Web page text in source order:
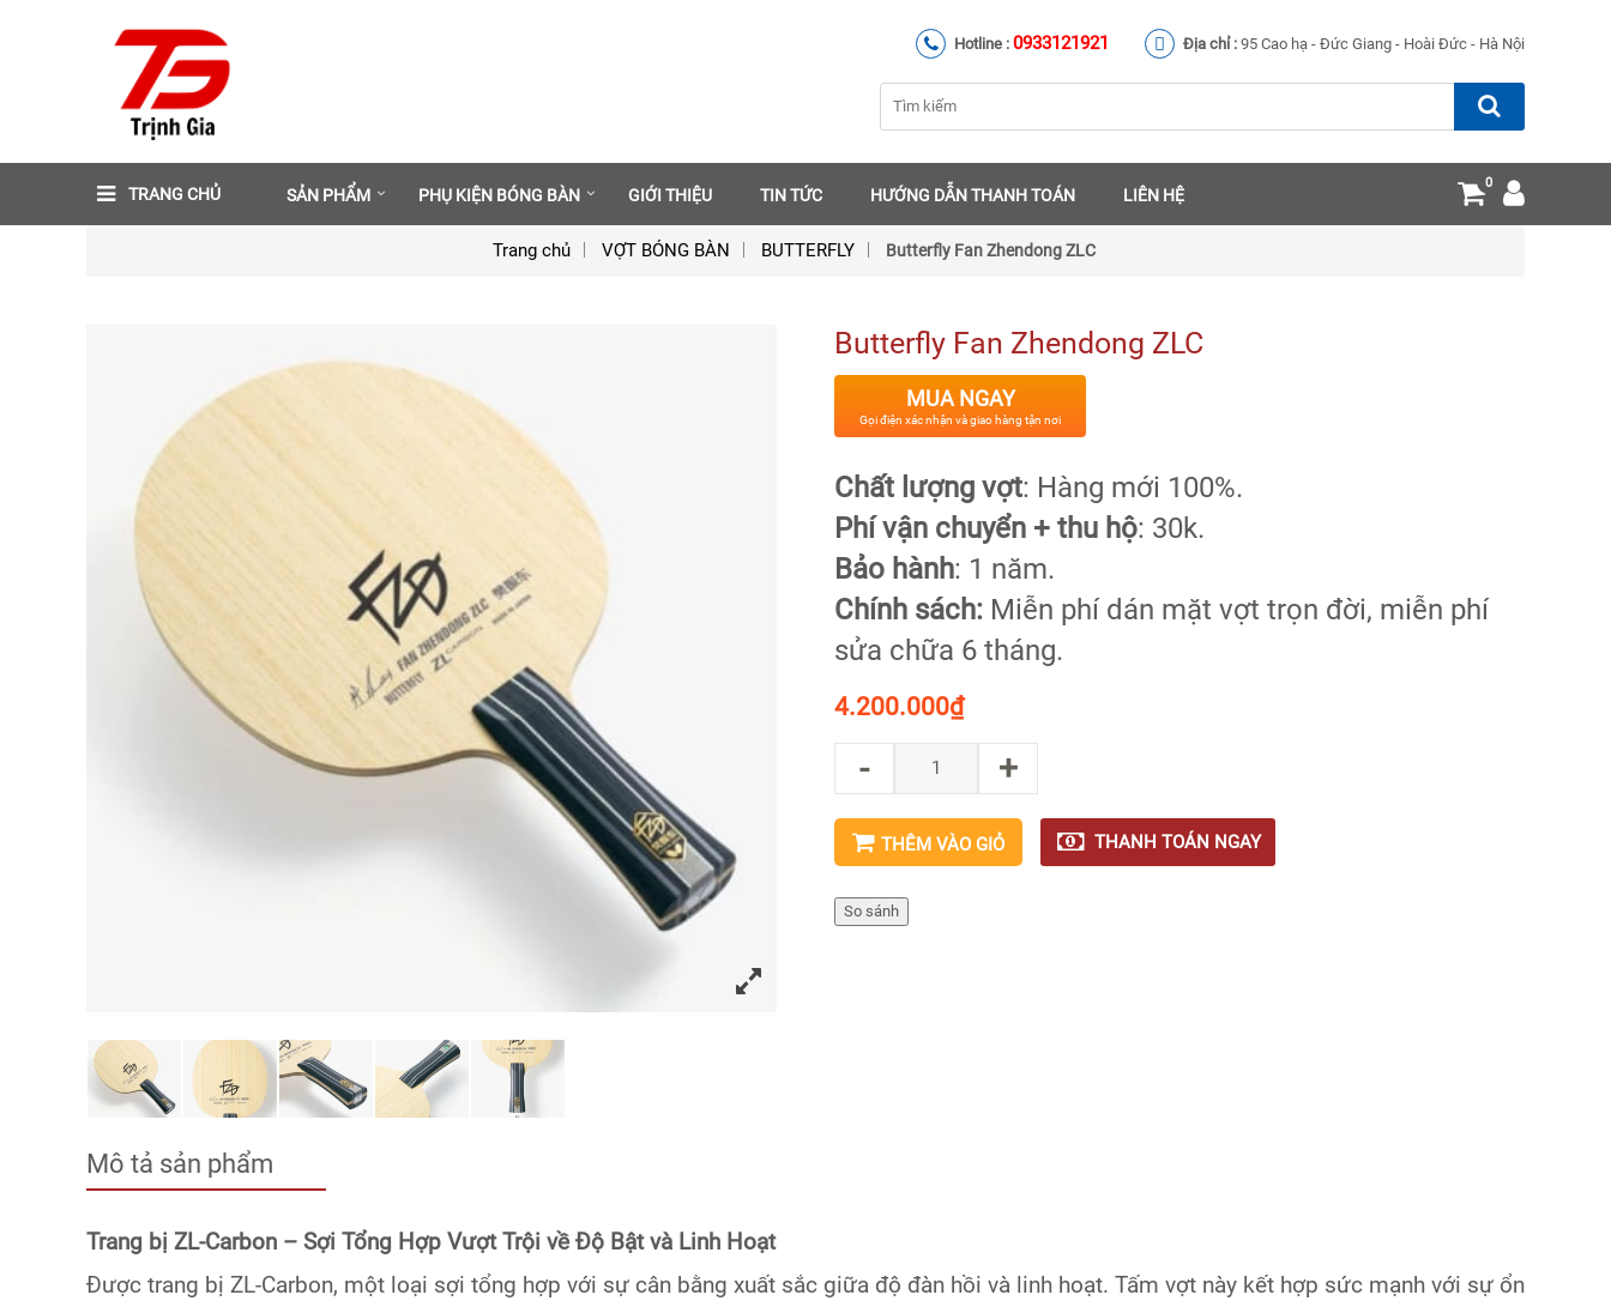
Hotline : 0933121921 Địa chỉ : 95 Cao hạ - Đức Giang - Hoài Đức - Hà Nội
TRANG CHỦ SẢN PHẨM PHỤ KIỆN BÓNG BÀN GIỚI THIỆU TIN TỨC HƯỚNG DẪN THANH TOÁN LIÊN HỆ
0
Trang chủ VỢT BÓNG BÀN BUTTERFLY Butterfly Fan Zhendong ZLC
Butterfly Fan Zhendong ZLC
MUA NGAY
Gọi điện xác nhận và giao hàng tận nơi
Chất lượng vợt: Hàng mới 100%.
Phí vận chuyển + thu hộ: 30k.
Bảo hành: 1 năm.
Chính sách: Miễn phí dán mặt vợt trọn đời, miễn phí
sửa chữa 6 tháng.
₫
4.200.000
- +
THÊM VÀO GIỎ THANH TOÁN NGAY
So sánh
Mô tả sản phẩm
Trang bị ZL-Carbon – Sợi Tổng Hợp Vượt Trội về Độ Bật và Linh Hoạt
Được trang bị ZL-Carbon, một loại sợi tổng hợp với sự cân bằng xuất sắc giữa độ đàn hồi và linh hoạt. Tấm vợt này kết hợp sức mạnh với sự ổn